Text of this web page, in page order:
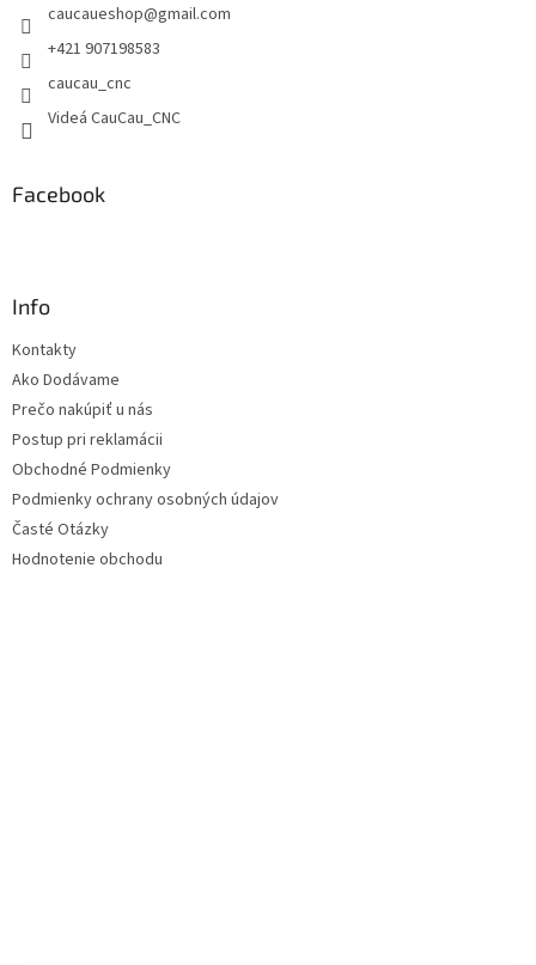
caucaueshop@gmail.com
+421 907198583
caucau_cnc
Videá CauCau_CNC
Facebook
Info
Kontakty
Ako Dodávame
Prečo nakúpiť u nás
Postup pri reklamácii
Obchodné Podmienky
Podmienky ochrany osobných údajov
Časté Otázky
Hodnotenie obchodu